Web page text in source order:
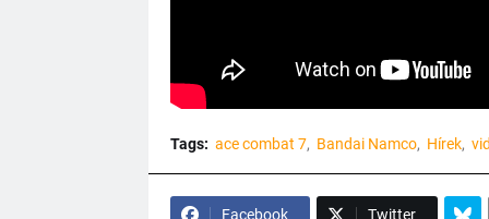
Tags: ace combat 7 Bandai Namco Hírek
Facebook Twitter